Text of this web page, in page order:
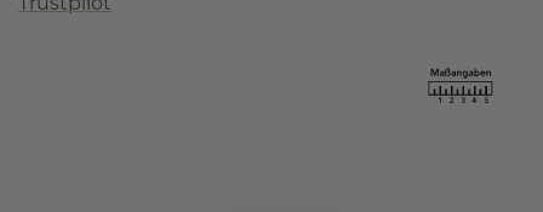
Trustpilot